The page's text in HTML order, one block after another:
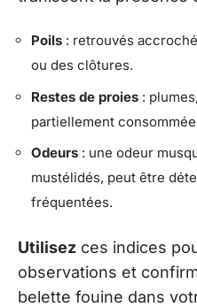
Poils : retrouvés
ou des clôtures.
Restes de proies :
partiellement
Odeurs : une odeur
mustélidés, peut être
fréquentées.
Utilisez ces indices
observations et
belette fouine dans